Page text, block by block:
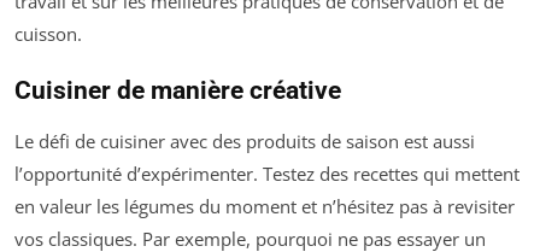
cuisson.
Cuisiner de manière créative
Le défi de cuisiner avec des produits de saison est aussi
l’opportunité d’expérimenter. Testez des recettes qui mettent
en valeur les légumes du moment et n’hésitez pas à revisiter
vos classiques. Par exemple, pourquoi ne pas essayer un